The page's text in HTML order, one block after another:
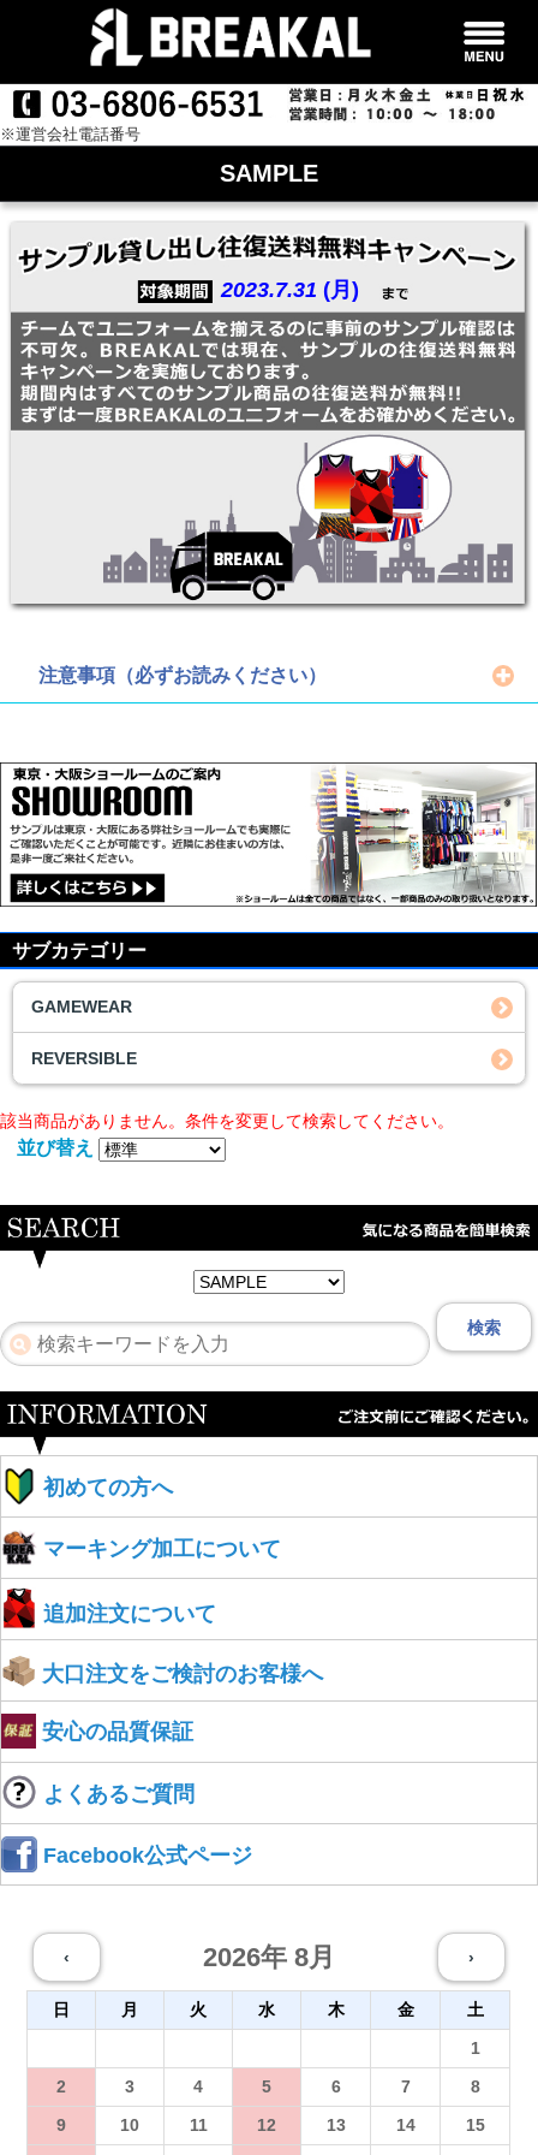
※運営会社電話番号
SAMPLE
2023.7.31 (月)
注意事項（必ずお読みください）
サブカテゴリー
GAMEWEAR
REVERSIBLE
該当商品がありません。条件を変更して検索してください。
並び替え
検索
初めての方へ
マーキング加工について
追加注文について
大口注文をご検討のお客様へ
安心の品質保証
よくあるご質問
Facebook公式ページ
‹ 2026年 8月 ›
日 月 火 水 木 金
土
1
2
3 4 5 6 7
8
9
10 11 12 13 14
15